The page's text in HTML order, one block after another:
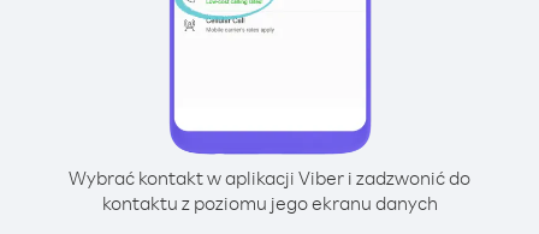
Wybrać kontakt w aplikacji Viber i zadzwonić do
kontaktu z poziomu jego ekranu danych